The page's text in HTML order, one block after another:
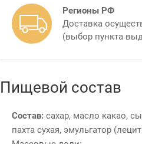
Регионы РФ
Доставка
(выбор пункта
Пищевой состав
Состав: сахар, масло какао,
пахта сухая, эмульгатор